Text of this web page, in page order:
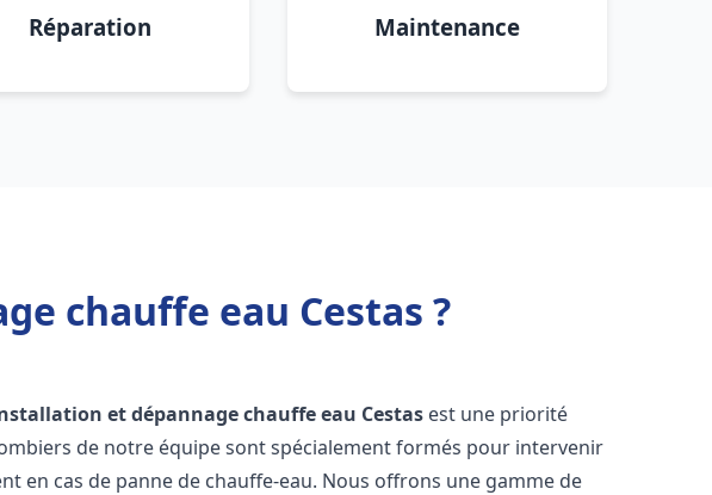
Réparation Maintenance
chauffe eau Cestas ?
et dépannage chauffe eau Cestas est une priorité
de notre équipe sont spécialement formés pour intervenir
en cas de panne de chauffe-eau. Nous offrons une gamme de